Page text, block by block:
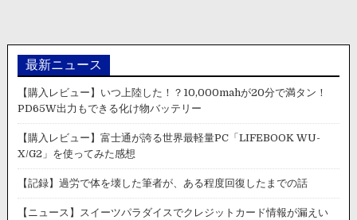
ス】
悪
の
イ
ミ
グ。
十
字
路
最新ニュース
【購入レビュー】いつ上陸した！？10,000mahが20分で満タン！
PD65W出力もできる化け物バッテリー
【購入レビュー】富士通が誇る世界最軽量PC「LIFEBOOK WU-
X/G2」を使ってみた感想
【記録】過労で体を壊した筆者が、ある程度回復したまでの話
【ニュース】スイーツパラダイスでクレジットカード情報が漏えい